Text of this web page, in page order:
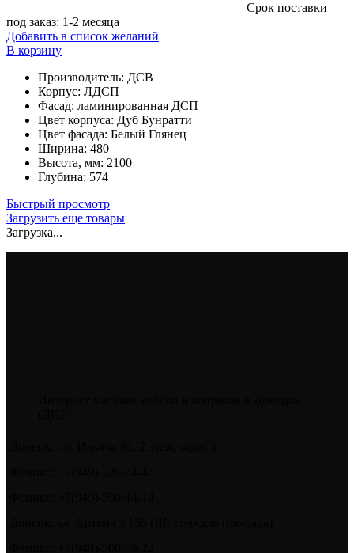
Cрок поставки
под заказ: 1-2 месяца
Добавить в список желаний
В корзину
Производитель: ДСВ
Корпус: ЛДСП
Фасад: ламинированная ДСП
Цвет корпуса: Дуб Бунратти
Цвет фасада: Белый Глянец
Ширина: 480
Высота, мм: 2100
Глубина: 574
Быстрый просмотр
Загрузить еще товары
Загрузка...